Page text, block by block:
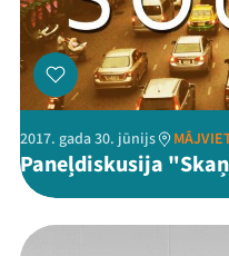
2017. gada 30. jūnijs
Paneļdiskusija